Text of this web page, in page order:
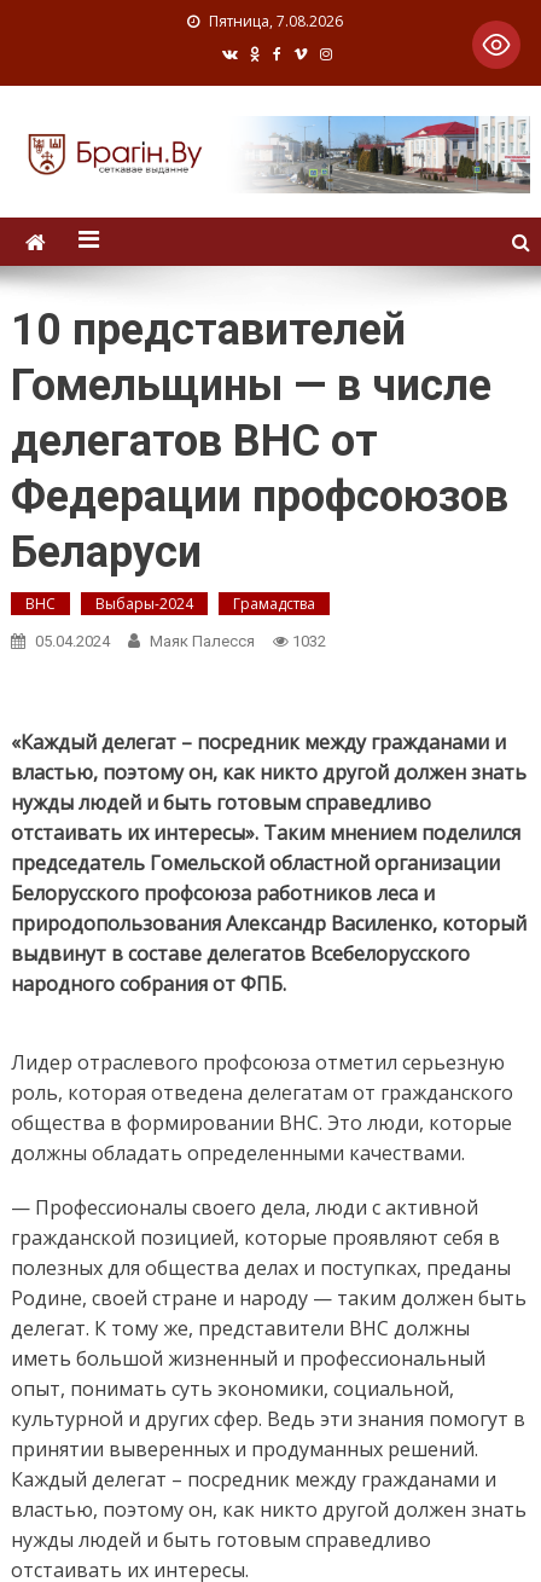
Пятница, 7.08.2026
10 представителей
Гомельщины — в числе
делегатов ВНС от
Федерации профсоюзов
Беларуси
ВНС Выбары-2024 Грамадства
05.04.2024 Маяк Палесся 1032
«Каждый делегат – посредник между гражданами и
властью, поэтому он, как никто другой должен знать
нужды людей и быть готовым справедливо
отстаивать их интересы». Таким мнением поделился
председатель Гомельской областной организации
Белорусского профсоюза работников леса и
природопользования Александр Василенко, который
выдвинут в составе делегатов Всебелорусского
народного собрания от ФПБ.
Лидер отраслевого профсоюза отметил серьезную
роль, которая отведена делегатам от гражданского
общества в формировании ВНС. Это люди, которые
должны обладать определенными качествами.
— Профессионалы своего дела, люди с активной
гражданской позицией, которые проявляют себя в
полезных для общества делах и поступках, преданы
Родине, своей стране и народу — таким должен быть
делегат. К тому же, представители ВНС должны
иметь большой жизненный и профессиональный
опыт, понимать суть экономики, социальной,
культурной и других сфер. Ведь эти знания помогут в
принятии выверенных и продуманных решений.
Каждый делегат – посредник между гражданами и
властью, поэтому он, как никто другой должен знать
нужды людей и быть готовым справедливо
отстаивать их интересы.